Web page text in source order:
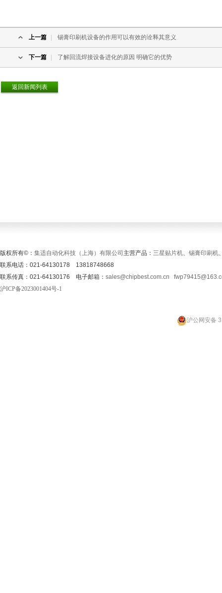
上一篇 锡膏印刷机设备的作用可以有效的诠释其意义
下一篇 了解回流焊接设备进化的原因 明确它的优势
返回新闻列表
版权所有©： 集适自动化科技（上海）有限公司 主营产品： 三星贴片机、 锡膏印刷机
联系电话：021-64130178 13818748668
联系传真：021-64130176 电子邮箱： sales@chipbest.com.cn
沪ICP备2023001404号-1
沪公网安备